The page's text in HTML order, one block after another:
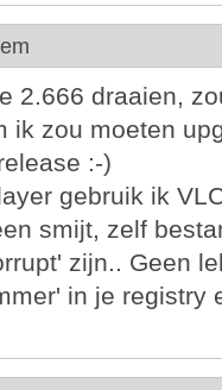
2.666 draaien,
ik zou moeten
:-)
gebruik ik
smijt, zelf
zijn.. Geen
in je registry